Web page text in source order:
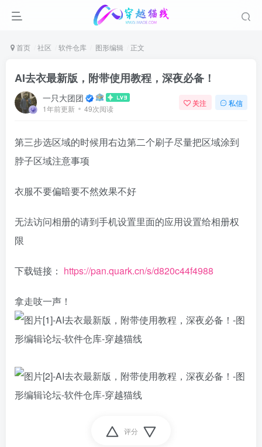
首页 社区 软件仓库 图形编辑 正文
AI去衣最新版，附带使用教程，深夜必备！
一只大团团
1年前更新 49次阅读
关注 私信
第三步选区域的时候用右边第二个刷子尽量把区域涂到
脖子区域注意事项
衣服不要偏暗要不然效果不好
无法访问相册的请到手机设置里面的应用设置给相册权
限
下载链接： https://pan.quark.cn/s/d820c44f4988
拿走吱一声！
评分